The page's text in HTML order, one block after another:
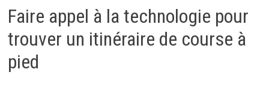
Faire appel à la technologie pour
trouver un itinéraire de course à
pied